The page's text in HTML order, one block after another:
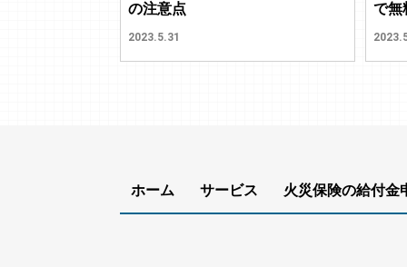
の注意点
2023.5.31
で無
ホーム サービス 火災保険の給付金